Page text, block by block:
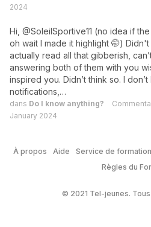
2024
Hi, @SoleilSportive11 (no idea if
oh wait I made it highlight 🤭)
actually read all that gibberish,
answering both of them with you
inspired you. Didn’t think so. I
notifications,…
dans Do I know anything?
January 2024
À propos Aide Service de formation
Règles du
© 2021 Tel-jeunes.